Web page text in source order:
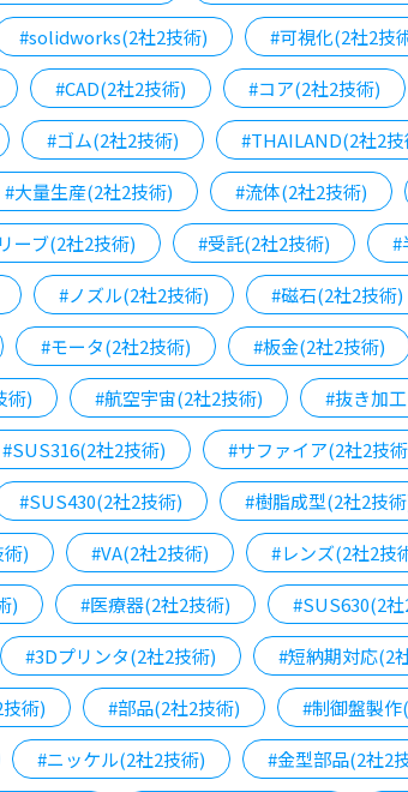
#solidworks(2社2技術) #可視化(2社2技
#CAD(2社2技術) #コア(2社2技術)
#ゴム(2社2技術) #THAILAND(2社2技
#大量生産(2社2技術) #流体(2社2技術)
ーブ(2社2技術) #受託(2社2技術) #
#ノズル(2社2技術) #磁石(2社2技術)
#モータ(2社2技術) #板金(2社2技術)
術) #航空宇宙(2社2技術) #抜き加
#SUS316(2社2技術) #サファイア(2社2技
#SUS430(2社2技術) #樹脂成型(2社2技
) #VA(2社2技術) #レンズ(2社2技
) #医療器(2社2技術) #SUS630(2
#3Dプリンタ(2社2技術) #短納期対応(2
術) #部品(2社2技術) #制御盤製作
#ニッケル(2社2技術) #金型部品(2社2